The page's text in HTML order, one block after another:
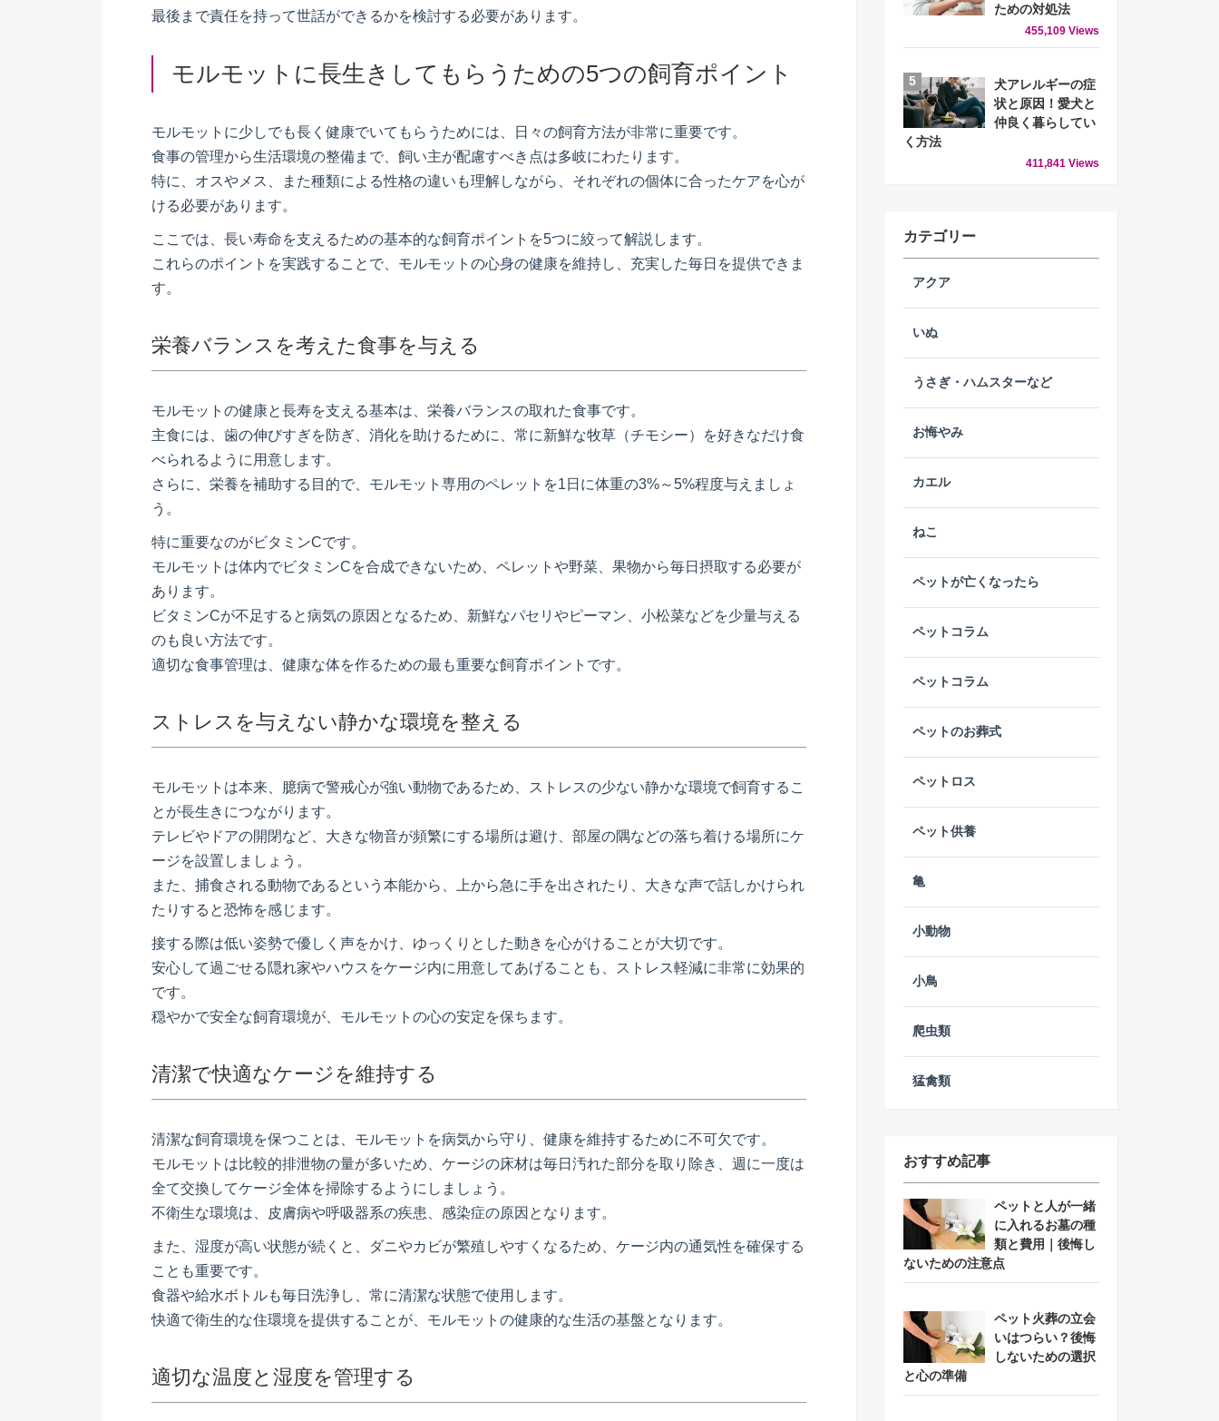
最後まで責任を持って世話ができるかを検討する必要があります。
モルモットに長生きしてもらうための5つの飼育ポイント
モルモットに少しでも長く健康でいてもらうためには、日々の飼育方法が非常に重要です。
食事の管理から生活環境の整備まで、飼い主が配慮すべき点は多岐にわたります。
特に、オスやメス、また種類による性格の違いも理解しながら、それぞれの個体に合ったケアを心が
ける必要があります。
ここでは、長い寿命を支えるための基本的な飼育ポイントを5つに絞って解説します。
これらのポイントを実践することで、モルモットの心身の健康を維持し、充実した毎日を提供できま
す。
栄養バランスを考えた食事を与える
モルモットの健康と長寿を支える基本は、栄養バランスの取れた食事です。
主食には、歯の伸びすぎを防ぎ、消化を助けるために、常に新鮮な牧草（チモシー）を好きなだけ食
べられるように用意します。
さらに、栄養を補助する目的で、モルモット専用のペレットを1日に体重の3%～5%程度与えましょ
う。
特に重要なのがビタミンCです。
モルモットは体内でビタミンCを合成できないため、ペレットや野菜、果物から毎日摂取する必要が
あります。
ビタミンCが不足すると病気の原因となるため、新鮮なパセリやピーマン、小松菜などを少量与える
のも良い方法です。
適切な食事管理は、健康な体を作るための最も重要な飼育ポイントです。
ストレスを与えない静かな環境を整える
モルモットは本来、臆病で警戒心が強い動物であるため、ストレスの少ない静かな環境で飼育するこ
とが長生きにつながります。
テレビやドアの開閉など、大きな物音が頻繁にする場所は避け、部屋の隅などの落ち着ける場所にケ
ージを設置しましょう。
また、捕食される動物であるという本能から、上から急に手を出されたり、大きな声で話しかけられ
たりすると恐怖を感じます。
接する際は低い姿勢で優しく声をかけ、ゆっくりとした動きを心がけることが大切です。
安心して過ごせる隠れ家やハウスをケージ内に用意してあげることも、ストレス軽減に非常に効果的
です。
穏やかで安全な飼育環境が、モルモットの心の安定を保ちます。
清潔で快適なケージを維持する
清潔な飼育環境を保つことは、モルモットを病気から守り、健康を維持するために不可欠です。
モルモットは比較的排泄物の量が多いため、ケージの床材は毎日汚れた部分を取り除き、週に一度は
全て交換してケージ全体を掃除するようにしましょう。
不衛生な環境は、皮膚病や呼吸器系の疾患、感染症の原因となります。
また、湿度が高い状態が続くと、ダニやカビが繁殖しやすくなるため、ケージ内の通気性を確保する
ことも重要です。
食器や給水ボトルも毎日洗浄し、常に清潔な状態で使用します。
快適で衛生的な住環境を提供することが、モルモットの健康的な生活の基盤となります。
適切な温度と湿度を管理する
ための対処法
455,109 Views
犬アレルギーの症
状と原因！愛犬と
仲良く暮らしてい
く方法
411,841 Views
カテゴリー
アクア
いぬ
うさぎ・ハムスターなど
お悔やみ
カエル
ねこ
ペットが亡くなったら
ペットコラム
ペットコラム
ペットのお葬式
ペットロス
ペット供養
亀
小動物
小鳥
爬虫類
猛禽類
おすすめ記事
ペットと人が一緒
に入れるお墓の種
類と費用｜後悔し
ないための注意点
ペット火葬の立会
いはつらい？後悔
しないための選択
と心の準備